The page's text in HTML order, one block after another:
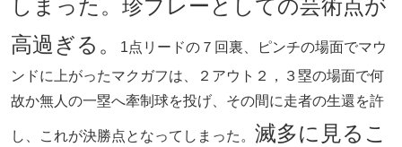
しまった。珍プレーとしての芸術点が
高過ぎる。
1点リードの７回裏、ピンチの場面でマウ
ンドに上がったマクガフは、２アウト２，３塁の場面で何
故か無人の一塁へ牽制球を投げ、その間に走者の生還を許
し、これが決勝点となってしまった。 滅多に見るこ